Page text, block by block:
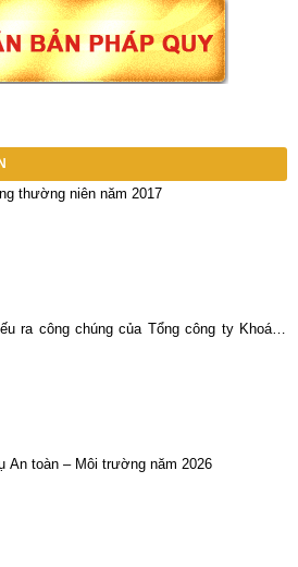
thường niên năm 2017
ra công chúng của Tổng công ty Khoáng
Nghệ Tĩnh
An toàn – Môi trường năm 2026